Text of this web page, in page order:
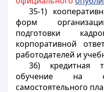
35-1)
форм
подготовки
корпоративной
работодателей и
36) кредитная
обучение на
самостоятельного